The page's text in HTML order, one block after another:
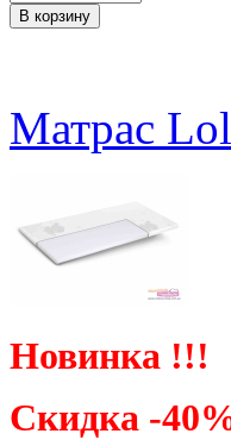
Матрас
Новинка !!!
Скидка -